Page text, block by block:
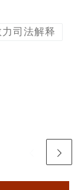
司法解释